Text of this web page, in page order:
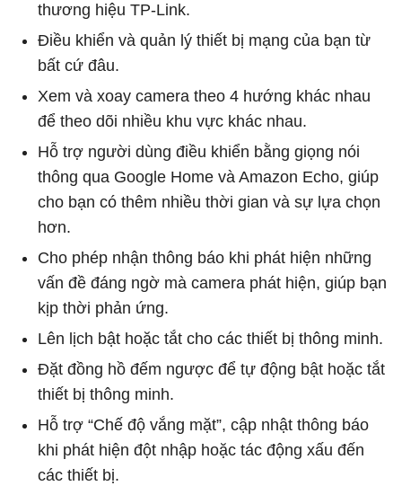
thương hiệu TP-Link.
Điều khiển và quản lý thiết bị mạng của bạn từ
bất cứ đâu.
Xem và xoay camera theo 4 hướng khác nhau
để theo dõi nhiều khu vực khác nhau.
Hỗ trợ người dùng điều khiển bằng giọng nói
thông qua Google Home và Amazon Echo, giúp
cho bạn có thêm nhiều thời gian và sự lựa chọn
hơn.
Cho phép nhận thông báo khi phát hiện những
vấn đề đáng ngờ mà camera phát hiện, giúp bạn
kịp thời phản ứng.
Lên lịch bật hoặc tắt cho các thiết bị thông minh.
Đặt đồng hồ đếm ngược để tự động bật hoặc tắt
thiết bị thông minh.
Hỗ trợ “Chế độ vắng mặt”, cập nhật thông báo
khi phát hiện đột nhập hoặc tác động xấu đến
các thiết bị.